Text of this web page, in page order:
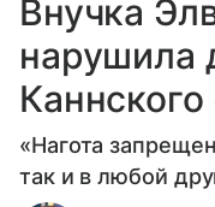
Внучка
нарушила
«Нагота
так и в любой